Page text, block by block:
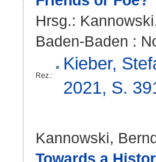
Hrsg.:
Baden-Baden :
Rez.:
Kieber,
2021, S.
Kannowski,
Towards a